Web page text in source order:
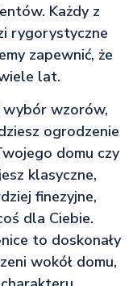
Każdy z
rygorystyczne
zapewnić, że
lat.
wybór wzorów,
ogrodzenie
domu czy
klasyczne,
finezyjne,
dla Ciebie.
to doskonały
wokół domu,